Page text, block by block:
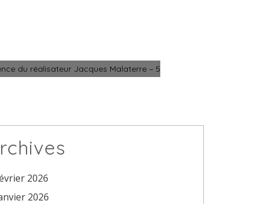
du réalisateur Jacques Malaterre – 5
2026
2026